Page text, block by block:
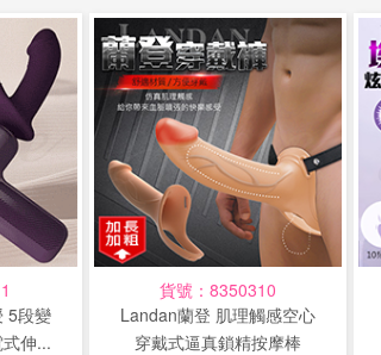
5段變
伸...
貨號：8350310
Landan蘭登 肌理觸感空心
穿戴式逼真鎖精按摩棒